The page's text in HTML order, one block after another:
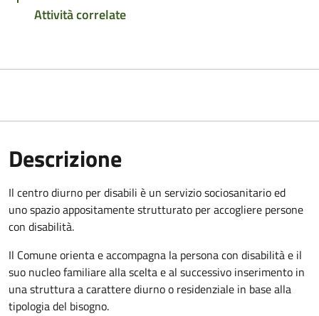
Attività correlate
Descrizione
Il centro diurno per disabili è un servizio sociosanitario ed
uno spazio appositamente strutturato per accogliere persone
con disabilità.
Il Comune orienta e accompagna la persona con disabilità e il
suo nucleo familiare alla scelta e al successivo inserimento in
una struttura a carattere diurno o residenziale in base alla
tipologia del bisogno.